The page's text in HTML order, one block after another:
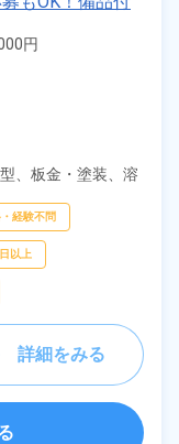
！無料駐車場
！日払いあり！
121日！自社正
円
、 板金・塗装、 溶
物流・配送、
経験不問
以上
詳細をみる